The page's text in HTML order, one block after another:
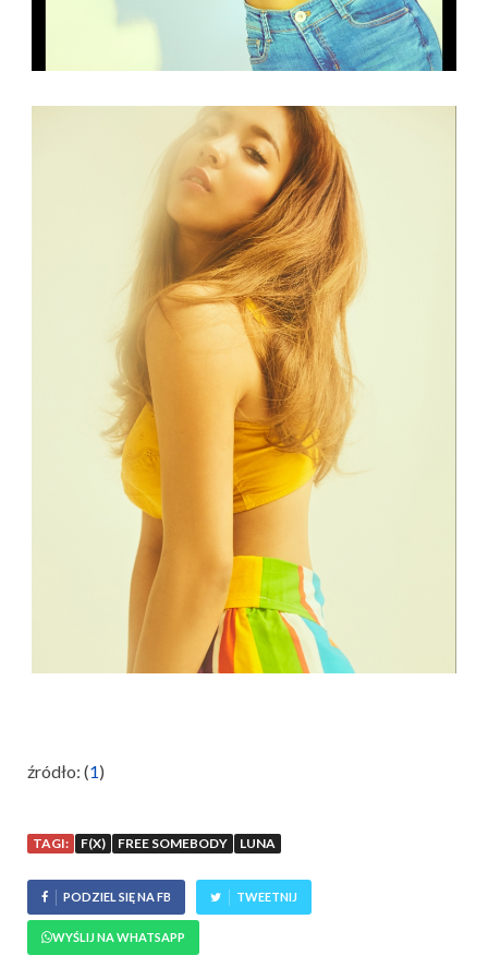
źródło: (1)
TAGI: F(X) FREE SOMEBODY LUNA
PODZIEL SIĘ NA FB TWEETNIJ
WYŚLIJ NA WHATSAPP